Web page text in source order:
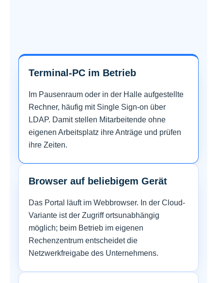
Terminal-PC im Betrieb
Im Pausenraum oder in der Halle aufgestellte
Rechner, häufig mit Single Sign-on über
LDAP. Damit stellen Mitarbeitende ohne
eigenen Arbeitsplatz ihre Anträge und prüfen
ihre Zeiten.
Browser auf beliebigem Gerät
Das Portal läuft im Webbrowser. In der Cloud-
Variante ist der Zugriff ortsunabhängig
möglich; beim Betrieb im eigenen
Rechenzentrum entscheidet die
Netzwerkfreigabe des Unternehmens.